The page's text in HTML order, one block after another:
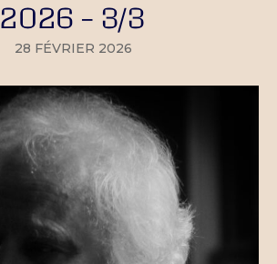
2026 – 3/3
28 FÉVRIER 2026